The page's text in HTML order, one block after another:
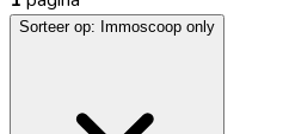
Sorteer op: Immoscoop only